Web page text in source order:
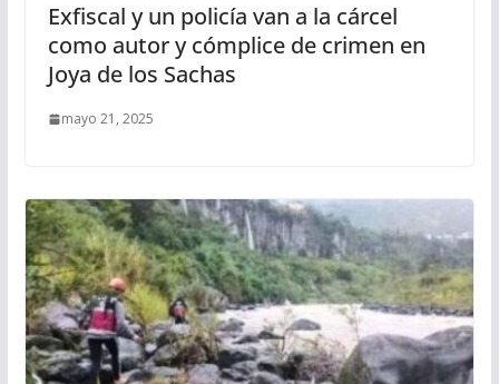
Exfiscal y un policía van a la cárcel
como autor y cómplice de crimen en
Joya de los Sachas
mayo 21, 2025